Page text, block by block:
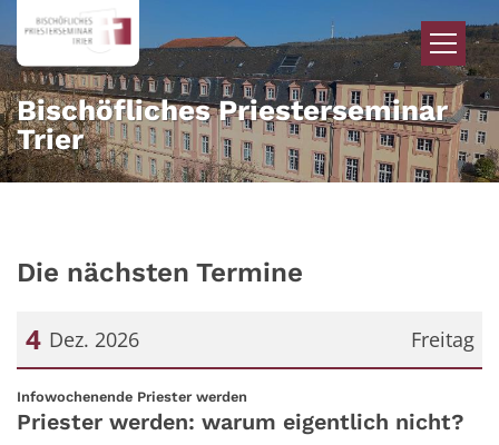
Zum Inhalt springen
Bischöfliches Priesterseminar
Trier
Die nächsten Termine
Freitag
4 Dez. 2026
Datum: 4. Dezember 2026
Infowochenende Priester werden
Priester werden: warum eigentlich nicht?